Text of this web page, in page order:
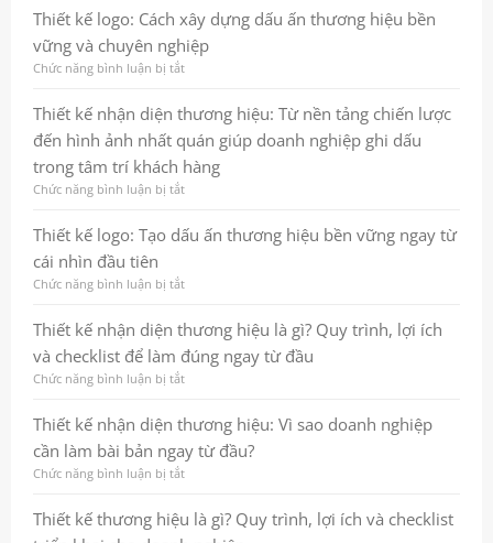
hiệu
quả
marketing
ấn
thương
hiệu
và
bền
vững
kế
thương
hiệu
là
Quy
trình,
lợi
ích
và
checklist
chiến
nghiệp
Thiết kế logo: Cách xây dựng dấu ấn thương hiệu bền
vững và chuyên nghiệp
Chức năng bình luận bị tắtở
kế
logo:
Cách
xây
dựng
dấu
thương
vững
chuyên
nghiệp
Thiết kế nhận diện thương hiệu: Từ nền tảng chiến lược
đến hình ảnh nhất quán giúp doanh nghiệp ghi dấu
trong tâm trí khách hàng
Chức năng bình luận bị tắtở
kế
nhận
thương
Từ
nền
tảng
chiến
hình
ảnh
nhất
doanh
Thiết kế logo: Tạo dấu ấn thương hiệu bền vững ngay từ
cái nhìn đầu tiên
Chức năng bình luận bị tắtở
kế
logo:
Tạo
dấu
thương
hiệu
bền
vững
cái
Thiết kế nhận diện thương hiệu là gì? Quy trình, lợi ích
và checklist để làm đúng ngay từ đầu
Chức năng bình luận bị tắtở
kế
nhận
diện
thương
gì?
Thiết kế nhận diện thương hiệu: Vì sao doanh nghiệp
cần làm bài bản ngay từ đầu?
Chức năng bình luận bị tắtở
kế
nhận
Thiết kế thương hiệu là gì? Quy trình, lợi ích và checklist